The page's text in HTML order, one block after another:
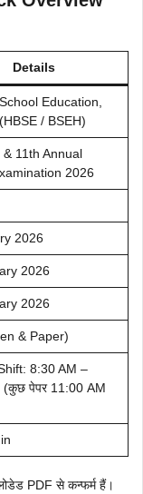
Details
Education,
/ BSEH)
11th Annual
2026
2026
2026
2026
& Paper)
8:30 AM –
(कुछ पेपर 11:00 AM
PDF से कन्फर्म हैं।